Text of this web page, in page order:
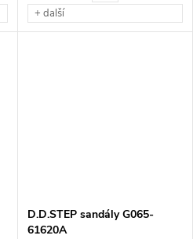
+ další
D.D.STEP sandály G065-
61620A